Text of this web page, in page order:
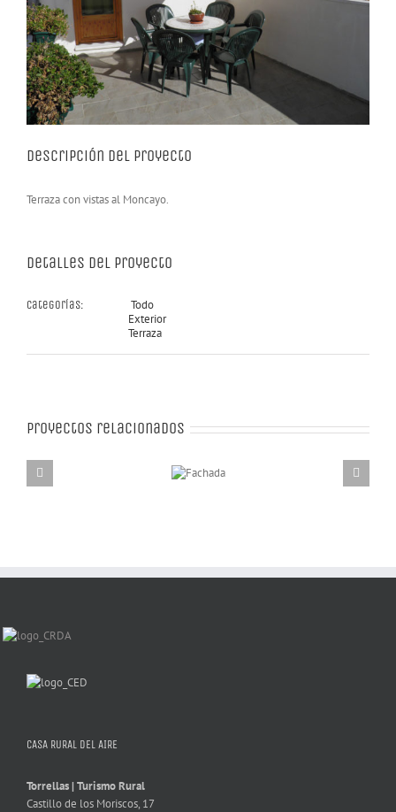
Descripción del proyecto
Terraza con vistas al Moncayo.
Detalles del Proyecto
Categorías:
Todo
Exterior
Terraza
Proyectos relacionados
CASA RURAL DEL AIRE
Torrellas | Turismo Rural
Castillo de los Moriscos, 17